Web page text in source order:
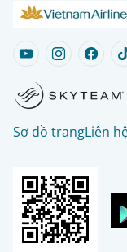
Sơ đồ trangLiên